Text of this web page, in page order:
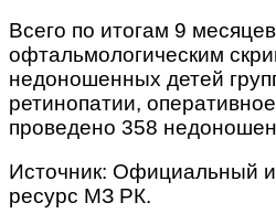
Всего по итогам 9
офтальмологическим
недоношенных детей
ретинопатии,
проведено 358
Источник: Официальный
ресурс МЗ РК.